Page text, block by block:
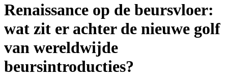
Renaissance op de beursvloer:
wat zit er achter de nieuwe golf
van wereldwijde
beursintroducties?